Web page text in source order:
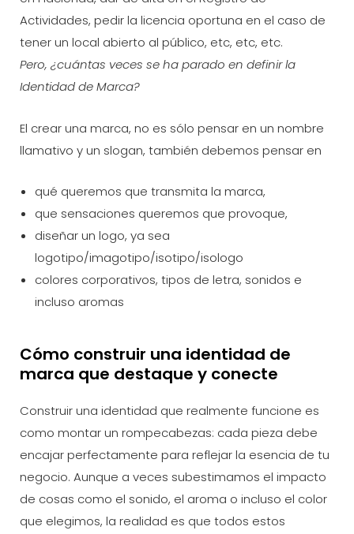
Actividades, pedir la licencia oportuna en el caso de
tener un local abierto al público, etc, etc, etc.
Pero, ¿cuántas veces se ha parado en definir la
Identidad de Marca?
El crear una marca, no es sólo pensar en un nombre
llamativo y un slogan, también debemos pensar en
qué queremos que transmita la marca,
que sensaciones queremos que provoque,
diseñar un logo, ya sea
logotipo/imagotipo/isotipo/isologo
colores corporativos, tipos de letra, sonidos e
incluso aromas
Cómo construir una identidad de
marca que destaque y conecte
Construir una identidad que realmente funcione es
como montar un rompecabezas: cada pieza debe
encajar perfectamente para reflejar la esencia de tu
negocio. Aunque a veces subestimamos el impacto
de cosas como el sonido, el aroma o incluso el color
que elegimos, la realidad es que todos estos